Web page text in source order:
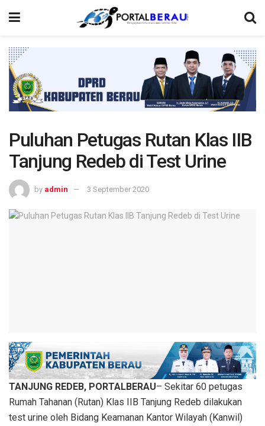
Puluhan Petugas Rutan Klas IIB
Tanjung Redeb di Test Urine
by admin 3 September 2020
TANJUNG REDEB, PORTALBERAU– Sekitar 60 petugas
Rumah Tahanan (Rutan) Klas IIB Tanjung Redeb dilakukan
test urine oleh Bidang Keamanan Kantor Wilayah (Kanwil)